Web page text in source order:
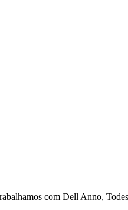
com Dell Anno,